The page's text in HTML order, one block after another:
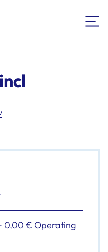
0,00 € Operating